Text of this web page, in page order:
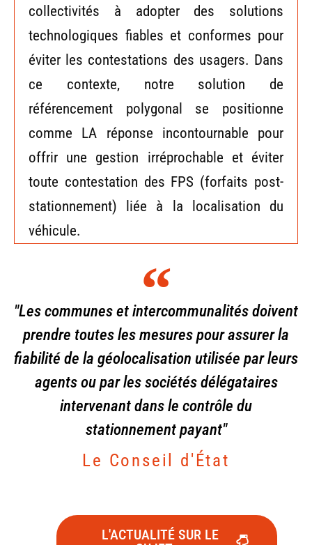
collectivités à adopter des solutions
technologiques fiables et conformes pour
éviter les contestations des usagers. Dans
ce contexte, notre solution de
référencement polygonal se positionne
comme LA réponse incontournable pour
offrir une gestion irréprochable et éviter
toute contestation des FPS (forfaits post-
stationnement) liée à la localisation du
véhicule.
"Les communes et intercommunalités doivent
prendre toutes les mesures pour assurer la
fiabilité de la géolocalisation utilisée par leurs
agents ou par les sociétés délégataires
intervenant dans le contrôle du
stationnement payant"
Le Conseil d'État
L'ACTUALITÉ SUR LE